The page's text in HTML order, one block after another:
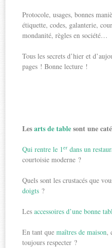
Protocole, usages, bonnes
étiquette, codes, galanterie,
mondanité, règles en société…
Tous les secrets d’hier et
pages ! Bonne lecture !
Lesarts de tablesont une
Qui rentre le 1er dans un
courtoisie moderne ?
Quels sont les crustacés que
doigts ?
Lesaccessoires d’une bonne
En tant quemaîtres de maison,
toujours respecter ?